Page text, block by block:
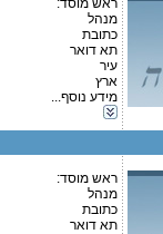
ראש מוסד:
מנהל
כתובת
תא דואר
עיר
ארץ
מידע נוסף...
איש קשר:
ראש מוסד:
מנהל
כתובת
תא דואר
טלפון 1:
טלפון 2:
פקס